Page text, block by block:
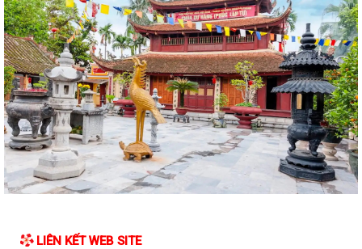
khi sinh
Tăng cường quản lý điểm kinh doanh tự phát, bảo đảm an toàn phòng
cháy tại các chợ
Tăng cường quản lý thuốc bảo vệ thực vật, bảo đảm an toàn sản xuất
nông nghiệp
Sở Giáo dục và Đào tạo Hải Phòng yêu cầu tập trung chuẩn bị đầy đủ
các điều kiện cho năm học...
Đảng bộ xã Trường Tân học tập, quán triệt Nghị quyết Hội nghị lần thứ
Xã Trường Tân triển khai thực hiện Nghị quyết của Chính phủ về công
LIÊN KẾT WEB SITE